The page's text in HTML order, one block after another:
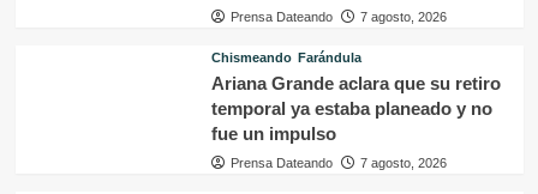
Prensa Dateando 7 agosto, 2026
Chismeando Farándula
Ariana Grande aclara que su retiro
temporal ya estaba planeado y no
fue un impulso
Prensa Dateando 7 agosto, 2026